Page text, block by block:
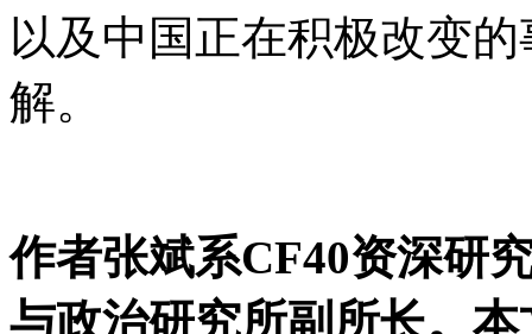
以及中国正在积极改变
解。
作者张斌系CF40资深研
与政治研究所副所长。